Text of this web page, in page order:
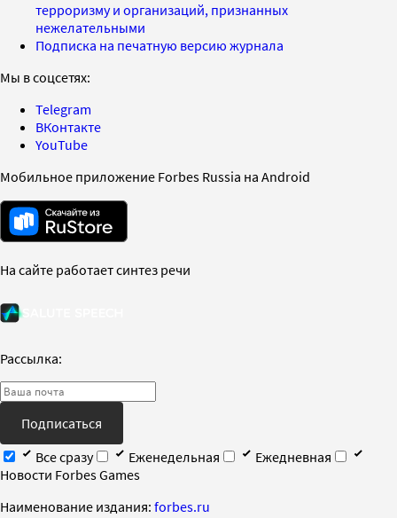
терроризму и организаций, признанных
нежелательными
Подписка на печатную версию журнала
Мы в соцсетях:
Telegram
ВКонтакте
YouTube
Мобильное приложение Forbes Russia на Android
На сайте работает синтез речи
Рассылка:
Подписаться
Все сразу
Еженедельная
Ежедневная
Новости Forbes Games
Наименование издания: forbes.ru